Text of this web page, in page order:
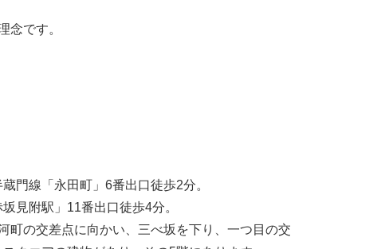
念です。
門線「永田町」6番出口徒歩2分。
見附駅」11番出口徒歩4分。
町の交差点に向かい、三べ坂を下り、一つ目の交